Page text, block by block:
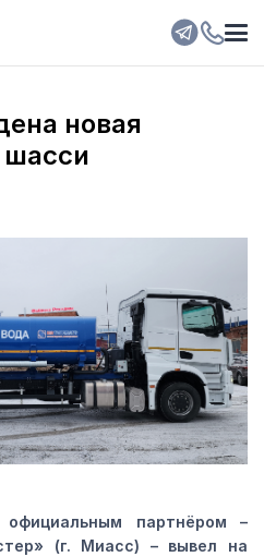
новая
шасси
партнёром –
(г. Миасс) – вывел на